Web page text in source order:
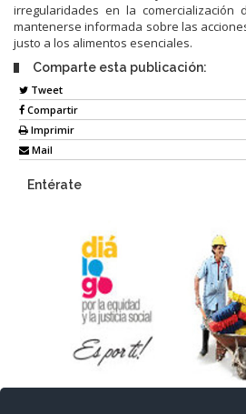
irregularidades en la comercialización
mantenerse informada sobre las
justo a los alimentos esenciales.
Comparte esta publicación:
Tweet
Compartir
Imprimir
Mail
Entérate